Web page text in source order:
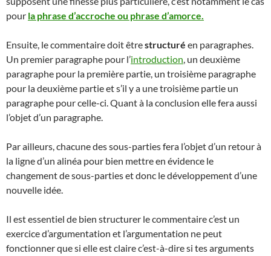
pour la phrase d’accroche ou phrase d’amorce.
Ensuite, le commentaire doit êtrestructuré en paragraphes.
Un premier paragraphe pour l’introduction, un deuxième
paragraphe pour la première partie, un troisième paragraphe
pour la deuxième partie et s’il y a une troisième partie un
paragraphe pour celle-ci. Quant à la conclusion elle fera aussi
l’objet d’un paragraphe.
Par ailleurs, chacune des sous-parties fera l’objet d’un retour à
la ligne d’un alinéa pour bien mettre en évidence le
changement de sous-parties et donc le développement d’une
nouvelle idée.
Il est essentiel de bien structurer le commentaire c’est un
exercice d’argumentation et l’argumentation ne peut
fonctionner que si elle est claire c’est-à-dire si tes arguments